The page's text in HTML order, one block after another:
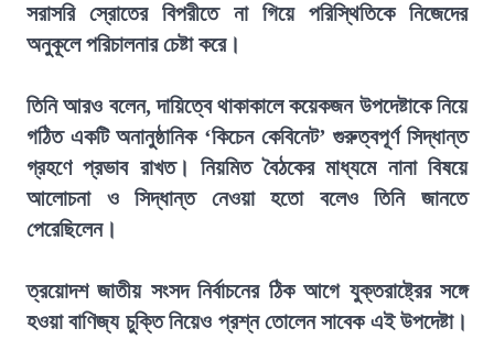
সরাসরি স্রোতের বিপরীতে না গিয়ে পরিস্থিতিকে নিজেদের
অনুকূলে পরিচালনার চেষ্টা করে।
তিনি আরও বলেন, দায়িত্বে থাকাকালে কয়েকজন উপদেষ্টাকে নিয়ে
গঠিত একটি অনানুষ্ঠানিক ‘কিচেন কেবিনেট’ গুরুত্বপূর্ণ সিদ্ধান্ত
গ্রহণে প্রভাব রাখত। নিয়মিত বৈঠকের মাধ্যমে নানা বিষয়ে
আলোচনা ও সিদ্ধান্ত নেওয়া হতো বলেও তিনি জানতে
পেরেছিলেন।
ত্রয়োদশ জাতীয় সংসদ নির্বাচনের ঠিক আগে যুক্তরাষ্ট্রের সঙ্গে
হওয়া বাণিজ্য চুক্তি নিয়েও প্রশ্ন তোলেন সাবেক এই উপদেষ্টা।